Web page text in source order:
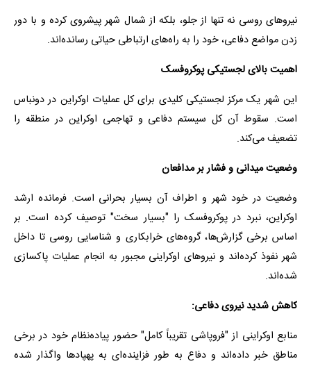
نیروهای روسی نه تنها از جلو، بلکه از شمال شهر پیشروی کرده و با دور
زدن مواضع دفاعی، خود را به راه‌های ارتباطی حیاتی رسانده‌اند.
اهمیت بالای لجستیکی پوکروفسک
این شهر یک مرکز لجستیکی کلیدی برای کل عملیات اوکراین در دونباس
است. سقوط آن کل سیستم دفاعی و تهاجمی اوکراین در منطقه را
تضعیف می‌کند.
وضعیت میدانی و فشار بر مدافعان
وضعیت در خود شهر و اطراف آن بسیار بحرانی است. فرمانده ارشد
اوکراین، نبرد در پوکروفسک را "بسیار سخت" توصیف کرده است. بر
اساس برخی گزارش‌ها، گروه‌های خرابکاری و شناسایی روسی تا داخل
شهر نفوذ کرده‌اند و نیروهای اوکراینی مجبور به انجام عملیات پاکسازی
شده‌اند.
کاهش شدید نیروی دفاعی:
منابع اوکراینی از "فروپاشی تقریباً کامل" حضور پیاده‌نظام خود در برخی
مناطق خبر داده‌اند و دفاع به طور فزاینده‌ای به پهپادها واگذار شده